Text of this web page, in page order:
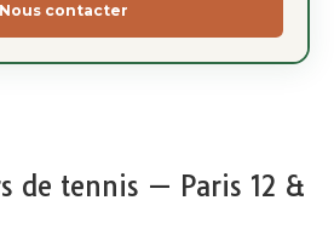
Nous contacter
de tennis — Paris 12 &